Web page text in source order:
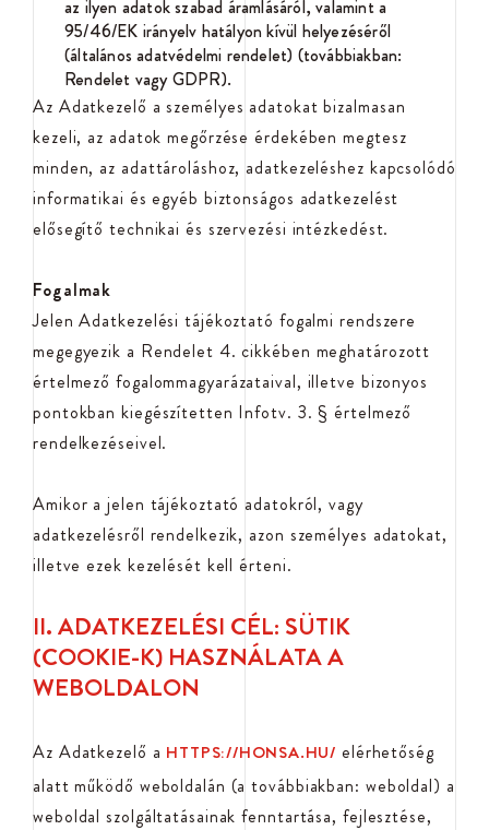
az ilyen adatok szabad áramlásáról, valamint a
95/46/EK irányelv hatályon kívül helyezéséről
(általános adatvédelmi rendelet) (továbbiakban:
Rendelet vagy GDPR).
Az Adatkezelő a személyes adatokat bizalmasan
kezeli, az adatok megőrzése érdekében megtesz
minden, az adattároláshoz, adatkezeléshez kapcsolódó
informatikai és egyéb biztonságos adatkezelést
elősegítő technikai és szervezési intézkedést.
Fogalmak
Jelen Adatkezelési tájékoztató fogalmi rendszere
megegyezik a Rendelet 4. cikkében meghatározott
értelmező fogalommagyarázataival, illetve bizonyos
pontokban kiegészítetten Infotv. 3. § értelmező
rendelkezéseivel.
Amikor a jelen tájékoztató adatokról, vagy
adatkezelésről rendelkezik, azon személyes adatokat,
illetve ezek kezelését kell érteni.
II. ADATKEZELÉSI CÉL: SÜTIK
(COOKIE-K) HASZNÁLATA A
WEBOLDALON
Az Adatkezelő a HTTPS://HONSA.HU/ elérhetőség
alatt működő weboldalán (a továbbiakban: weboldal) a
weboldal szolgáltatásainak fenntartása, fejlesztése,